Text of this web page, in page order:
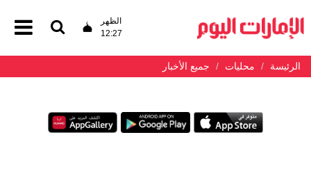
الظهر
12:27
الرئيسة محليات جميع الأخبار